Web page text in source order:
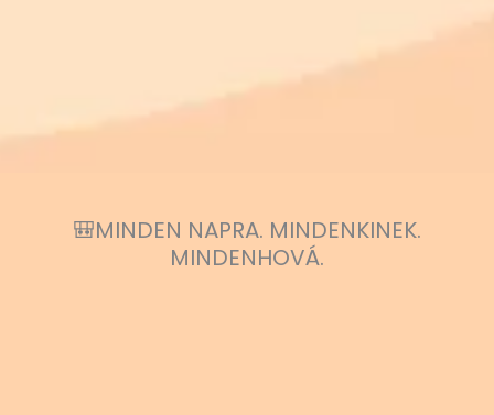
🎒MINDEN NAPRA. MINDENKINEK.
MINDENHOVÁ.